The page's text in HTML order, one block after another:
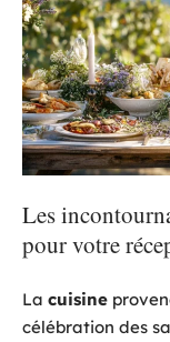
Les
pour votre
La cuisine
célébration des